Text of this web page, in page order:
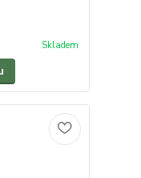
Skladem